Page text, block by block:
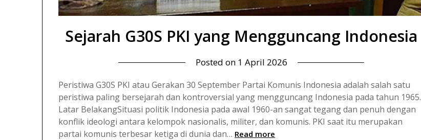
Sejarah G30S PKI yang Mengguncang Indonesia
Posted on 1 April 2026
Peristiwa G30S PKI atau Gerakan 30 September Partai Komunis Indonesia adalah salah satu
peristiwa paling bersejarah dan kontroversial yang mengguncang Indonesia pada tahun 1965.
Latar BelakangSituasi politik Indonesia pada awal 1960-an sangat tegang dan penuh dengan
konflik ideologi antara kelompok nasionalis, militer, dan komunis. PKI saat itu merupakan
partai komunis terbesar ketiga di dunia dan… Read more